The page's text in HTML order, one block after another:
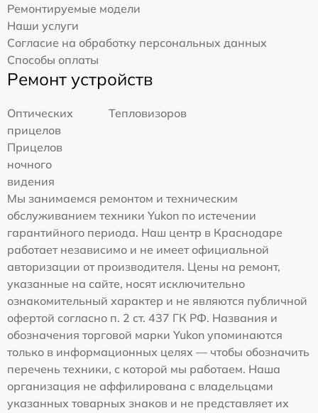
Ремонтируемые модели
Наши услуги
Согласие на обработку персональных данных
Способы оплаты
Ремонт устройств
Оптических
прицелов
Тепловизоров
Прицелов
ночного
видения
Мы занимаемся ремонтом и техническим
обслуживанием техники Yukon по истечении
гарантийного периода. Наш центр в Краснодаре
работает независимо и не имеет официальной
авторизации от производителя. Цены на ремонт,
указанные на сайте, носят исключительно
ознакомительный характер и не являются публичной
офертой согласно п. 2 ст. 437 ГК РФ. Названия и
обозначения торговой марки Yukon упоминаются
только в информационных целях — чтобы обозначить
перечень техники, с которой мы работаем. Наша
организация не аффилирована с владельцами
указанных товарных знаков и не представляет их